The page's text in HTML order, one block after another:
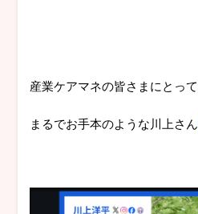
産業ケアマネの皆さまにとって
まるでお手本のような川上さん